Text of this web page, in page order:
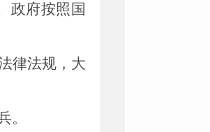
政府按照国
律法规， 大
。